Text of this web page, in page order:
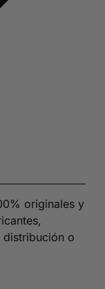
originales y
distribución o